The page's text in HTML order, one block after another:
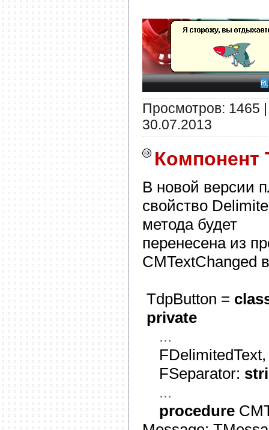
Просмотров: 1465
30.07.2013
Компонент
В новой версии
свойство
метода будет
перенесена из
CMTextChanged
TdpButton =
private
...
FDelimitedText,
FSeparator:
...
procedure